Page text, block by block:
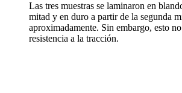
Las tres muestras se laminaron en
mitad y en duro a partir de la segunda
aproximadamente. Sin embargo, esto
resistencia a la tracción.